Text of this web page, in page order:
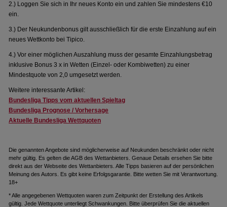
2.) Loggen Sie sich in Ihr neues Konto ein und zahlen Sie mindestens €10
ein.
3.) Der Neukundenbonus gilt ausschließlich für die erste Einzahlung auf ein
neues Wettkonto bei Tipico.
4.) Vor einer möglichen Auszahlung muss der gesamte Einzahlungsbetrag
inklusive Bonus 3 x in Wetten (Einzel- oder Kombiwetten) zu einer
Mindestquote von 2,0 umgesetzt werden.
Weitere interessante Artikel:
Bundesliga Tipps vom aktuellen Spieltag
Bundesliga Prognose / Vorhersage
Aktuelle Bundesliga Wettquoten
Die genannten Angebote sind möglicherweise auf Neukunden beschränkt oder nicht
mehr gültig. Es gelten die AGB des Wettanbieters. Genaue Details ersehen Sie bitte
direkt aus der Webseite des Wettanbieters. Alle Tipps basieren auf der persönlichen
Meinung des Autors. Es gibt keine Erfolgsgarantie. Bitte wetten Sie mit Verantwortung.
18+
* Alle angegebenen Wettquoten waren zum Zeitpunkt der Erstellung des Artikels
gültig. Jede Wettquote unterliegt Schwankungen. Bitte überprüfen Sie die aktuellen